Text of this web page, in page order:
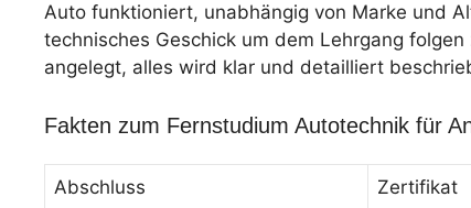
Auto funktioniert, unabhängig von Marke und
technisches Geschick um dem Lehrgang
angelegt, alles wird klar und detailliert
Fakten zum Fernstudium Autotechnik für
Abschluss Zertifikat